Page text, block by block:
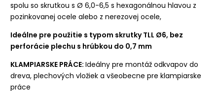
spolu so skrutkou s Ø 6,0-6,5 s hexagonálnou hlavou z
pozinkovanej ocele alebo z nerezovej ocele,
Ideálne pre použitie s typom skrutky TLL Ø6, bez
perforácie plechu s hrúbkou do 0,7 mm
KLAMPIARSKE PRÁCE:Ideálny pre montáž odkvapov do
dreva, plechových vložiek a všeobecne pre klampiarske
práce